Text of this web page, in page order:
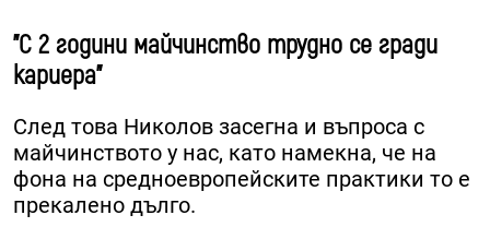
"С 2 години майчинство трудно се гради
кариера"
След това Николов засегна и въпроса с
майчинството у нас, като намекна, че на
фона на средноевропейските практики то е
прекалено дълго.